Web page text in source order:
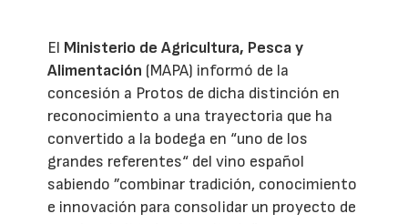
El Ministerio de Agricultura, Pesca y
Alimentación (MAPA) informó de la
concesión a Protos de dicha distinción en
reconocimiento a una trayectoria que ha
convertido a la bodega en “uno de los
grandes referentes“ del vino español
sabiendo ”combinar tradición, conocimiento
e innovación para consolidar un proyecto de